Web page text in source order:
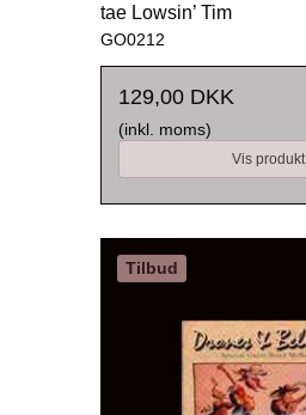
tae Lowsin’ Tim
GO0212
129,00 DKK
(inkl. moms)
Vis produkt
Tilbud